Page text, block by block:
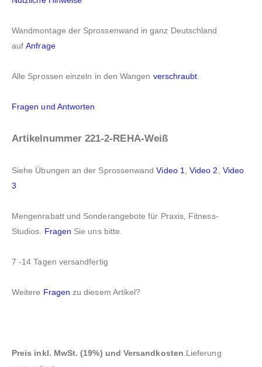
Wandmontage der Sprossenwand in ganz Deutschland
aufAnfrage
Alle Sprossen einzeln in den Wangen verschraubt
Fragen und Antworten
Artikelnummer 221-2-REHA-Weiß
Siehe Übungen an der SprossenwandVideo 1 ,Video 2
Video
3
Mengenrabatt und Sonderangebote für Praxis, Fitness-
Studios. Fragen Sie uns bitte.
7 -14 Tagen versandfertig
Weitere Fragen zu diesem Artikel?
Preis inkl. MwSt. (19%) und Versandkosten .Lieferung